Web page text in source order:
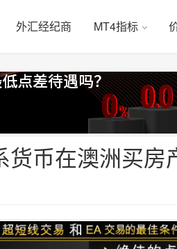
外汇经纪商 MT4指标
货币在澳洲买房